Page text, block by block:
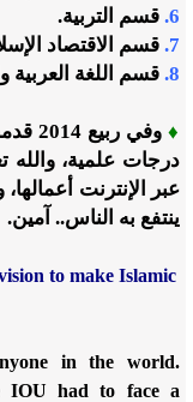
6. قسم التربية.
7. قسم الاقتصاد
8. قسم اللغة العربية
♦
درجات علمية، والله
عبر الإنترنت
ينتفع به الناس.. آمين.
to make Islamic
in the world.
IOU had to face a